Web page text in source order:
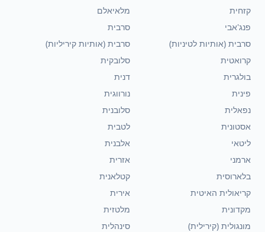
קזחית
מלאיאלם
פנג'אבי
סרבית
סרבית (אותיות לטיניות)
סרבית (אותיות קיריליות)
קרואטית
סלובקית
בולגרית
דנית
פינית
נורווגית
נפאלית
סלובנית
אסטונית
לטבית
ליטאי
אלבנית
ארמני
אזרית
בלארוסית
קטלאנית
קריאולית האיטית
אירית
מקדונית
מלטזית
מונגולית (קירילית)
סינהלית